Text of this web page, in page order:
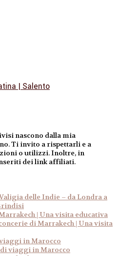
| Salento
nascono dalla mia
Ti invito a rispettarli e a
o utilizzi. Inoltre, in
dei link affiliati.
delle Indie – da Londra a
| Una visita educativa
di Marrakech | Una visita
in Marocco
viaggi in Marocco